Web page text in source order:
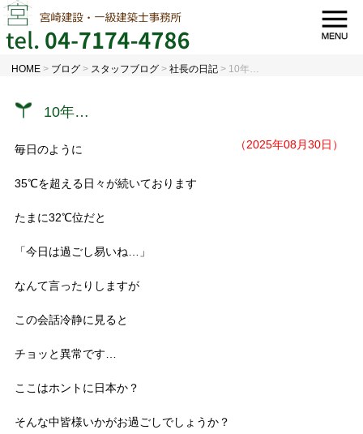
HOME > ブログ > スタッフブログ >社長の日記 > 10年…
10年…
（2025年08月30日）
毎日のように
35℃を超える日々が続いております
たまに32℃位だと
「今日は過ごし易いね…」
なんて言ったりしますが
この会話冷静に見ると
チョッと異常です…
ここはホントに日本か？
そんな中皆様いかがお過ごしでしょうか？